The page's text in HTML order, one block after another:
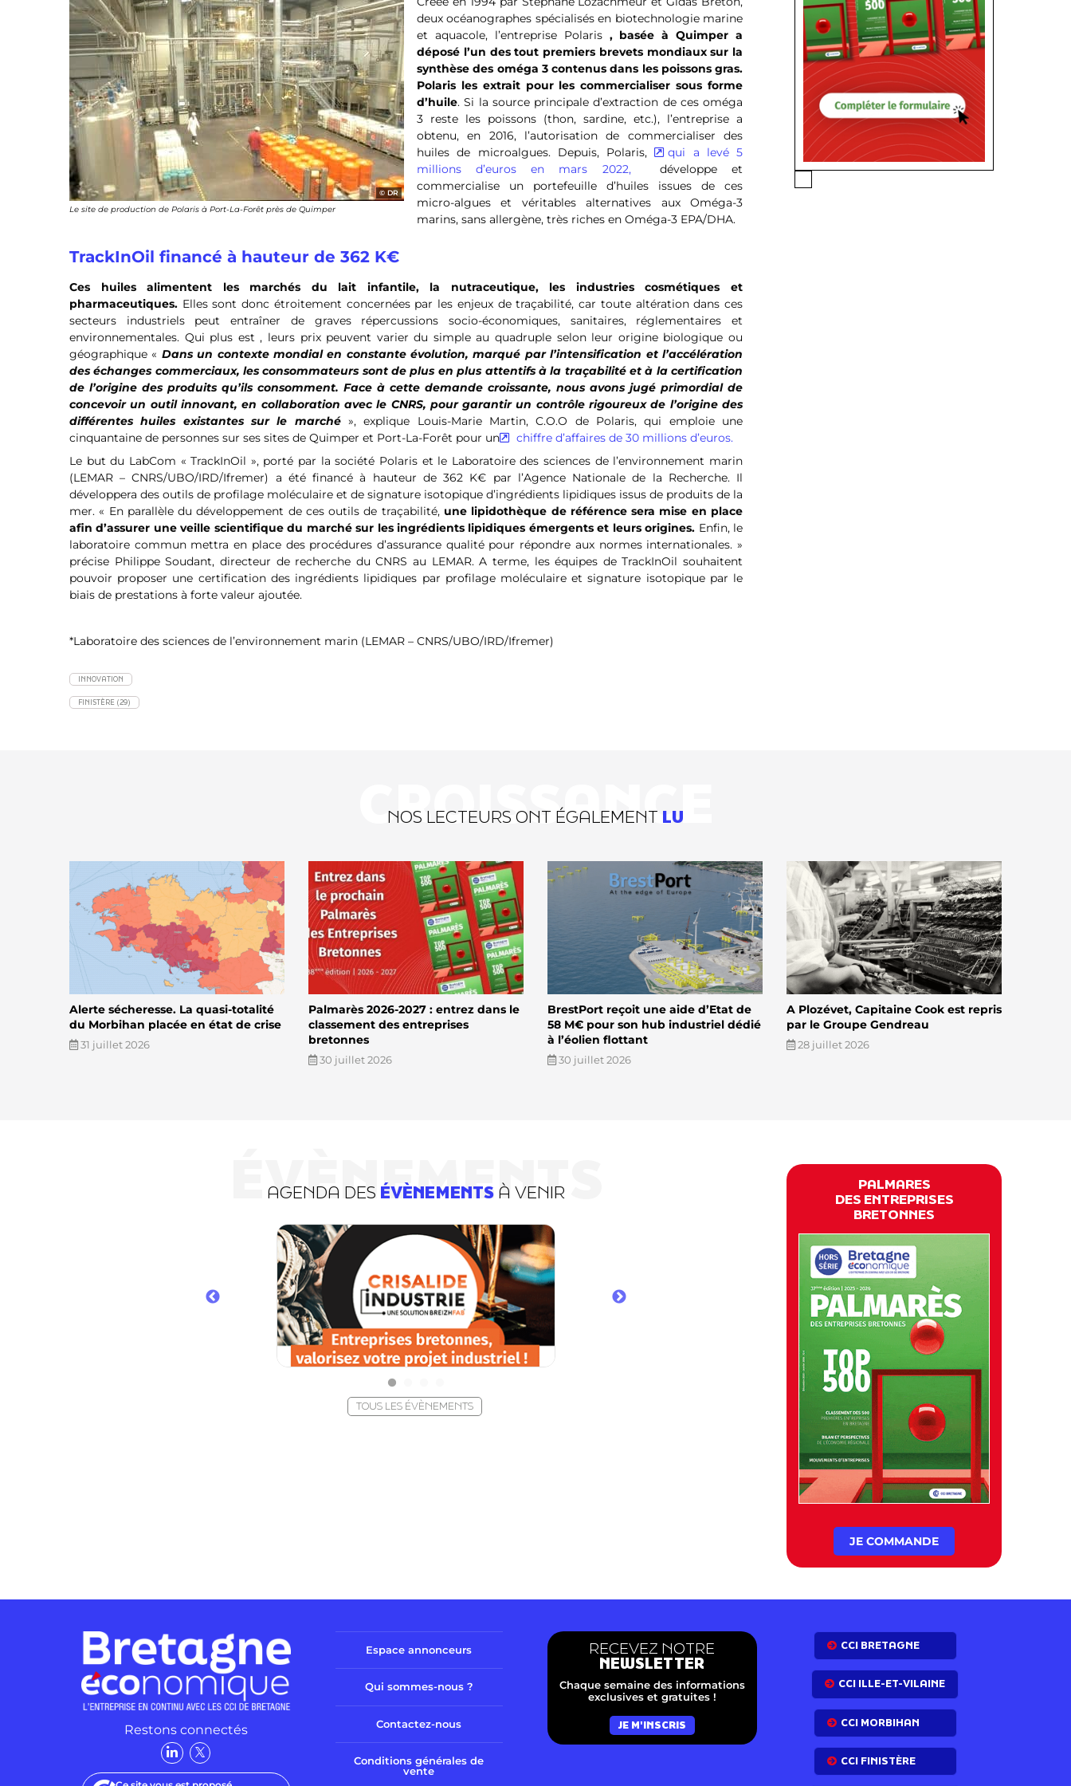
DR
Le site de production de Polaris à Port-La-Forêt près de Quimper
deux océanographes spécialisés en biotechnologie marine
et aquacole, l’entreprise Polaris , basée à Quimper a
déposé l’un des tout premiers brevets mondiaux sur la
synthèse des oméga 3 contenus dans les poissons gras.
Polaris les extrait pour les commercialiser sous forme
d’huile. Si la source principale d’extraction de ces oméga
3 reste les poissons (thon, sardine, etc.), l’entreprise a
obtenu, en 2016, l’autorisation de commercialiser des
huiles de microalgues. Depuis, Polaris,
qui a levé 5
millions d’euros en mars 2022,
développe et
commercialise un portefeuille d’huiles issues de ces
micro-algues et véritables alternatives aux Oméga-3
marins, sans allergène, très riches en Oméga-3 EPA/DHA.
TrackInOil financé à hauteur de 362 K€
Ces huiles alimentent les marchés du lait infantile, la nutraceutique, les industries cosmétiques et
pharmaceutiques. Elles sont donc étroitement concernées par les enjeux de traçabilité, car toute altération dans ces
secteurs industriels peut entraîner de graves répercussions socio-économiques, sanitaires, réglementaires et
environnementales. Qui plus est , leurs prix peuvent varier du simple au quadruple selon leur origine biologique ou
géographique « Dans un contexte mondial en constante évolution, marqué par l’intensification et l’accélération
des échanges commerciaux, les consommateurs sont de plus en plus attentifs à la traçabilité et à la certification
de l’origine des produits qu’ils consomment. Face à cette demande croissante, nous avons jugé primordial de
concevoir un outil innovant, en collaboration avec le CNRS, pour garantir un contrôle rigoureux de l’origine des
différentes huiles existantes sur le marché », explique Louis-Marie Martin, C.O.O de Polaris, qui emploie une
cinquantaine de personnes sur ses sites de Quimper et Port-La-Forêt pour un
chiffre d’affaires de 30 millions d’euros.
Le but du LabCom « TrackInOil », porté par la société Polaris et le Laboratoire des sciences de l’environnement marin
(LEMAR – CNRS/UBO/IRD/Ifremer) a été financé à hauteur de 362 K€ par l’Agence Nationale de la Recherche. Il
développera des outils de profilage moléculaire et de signature isotopique d’ingrédients lipidiques issus de produits de la
mer. « En parallèle du développement de ces outils de traçabilité, une lipidothèque de référence sera mise en place
afin d’assurer une veille scientifique du marché sur les ingrédients lipidiques émergents et leurs origines. Enfin, le
laboratoire commun mettra en place des procédures d’assurance qualité pour répondre aux normes internationales. »
précise Philippe Soudant, directeur de recherche du CNRS au LEMAR. A terme, les équipes de TrackInOil souhaitent
pouvoir proposer une certification des ingrédients lipidiques par profilage moléculaire et signature isotopique par le
biais de prestations à forte valeur ajoutée.
*Laboratoire des sciences de l’environnement marin (LEMAR – CNRS/UBO/IRD/Ifremer)
INNOVATION
FINISTÈRE (29)
CROISSANCE
NOS LECTEURS ONT ÉGALEMENT LU
Alerte sécheresse. La quasi-totalité
du Morbihan placée en état de crise
31 juillet 2026
Palmarès 2026-2027 : entrez dans le
classement des entreprises
bretonnes
30 juillet 2026
BrestPort reçoit une aide d’Etat de
58 M€ pour son hub industriel dédié
à l’éolien flottant
30 juillet 2026
A Plozévet, Capitaine Cook est repris
par le Groupe Gendreau
28 juillet 2026
ÉVÈNEMENTS
AGENDA DES ÉVÈNEMENTS À VENIR
TOUS LES ÉVÈNEMENTS
PALMARES
DES ENTREPRISES
BRETONNES
JE COMMANDE
Restons connectés
Espace annonceurs
Qui sommes-nous ?
Contactez-nous
Conditions générales de
vente
RECEVEZ NOTRE
NEWSLETTER
Chaque semaine des informations
exclusives et gratuites !
JE M'INSCRIS
CCI BRETAGNE
CCI ILLE-ET-VILAINE
CCI MORBIHAN
CCI FINISTÈRE